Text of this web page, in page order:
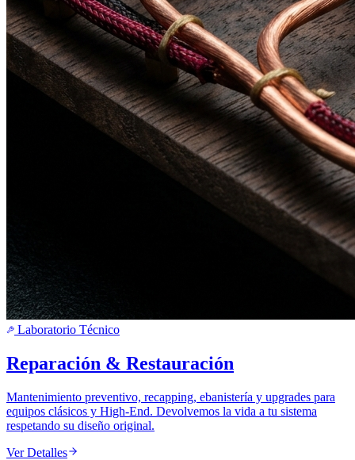
Laboratorio Técnico
Reparación & Restauración
Mantenimiento preventivo, recapping, ebanistería y upgrades para
equipos clásicos y High-End. Devolvemos la vida a tu sistema
respetando su diseño original.
Ver Detalles